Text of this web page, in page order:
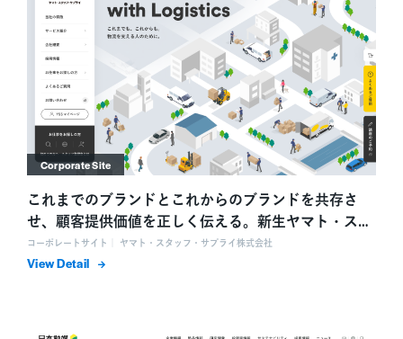
Corporate Site
これまでのブランドとこれからのブランドを共存さ
せ、顧客提供価値を正しく伝える。新生ヤマト・スタ
ッフ・サプライのコーポレートサイト
コーポレートサイト｜ ヤマト・スタッフ・サプライ株式会社
詳細を表示